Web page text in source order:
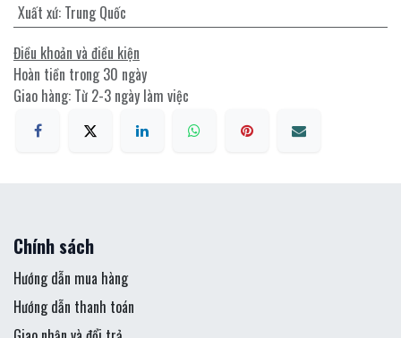
Xuất xứ: Trung Quốc
Điều khoản và điều kiện
Hoàn tiền trong 30 ngày
Giao hàng: Từ 2-3 ngày làm việc
Chính sách
Hướng dẫn mua hàng
Hướng dẫn thanh toán